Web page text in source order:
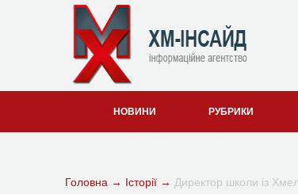
НОВИНИ РУБРИКИ
Головна → Історії → Директор школи із